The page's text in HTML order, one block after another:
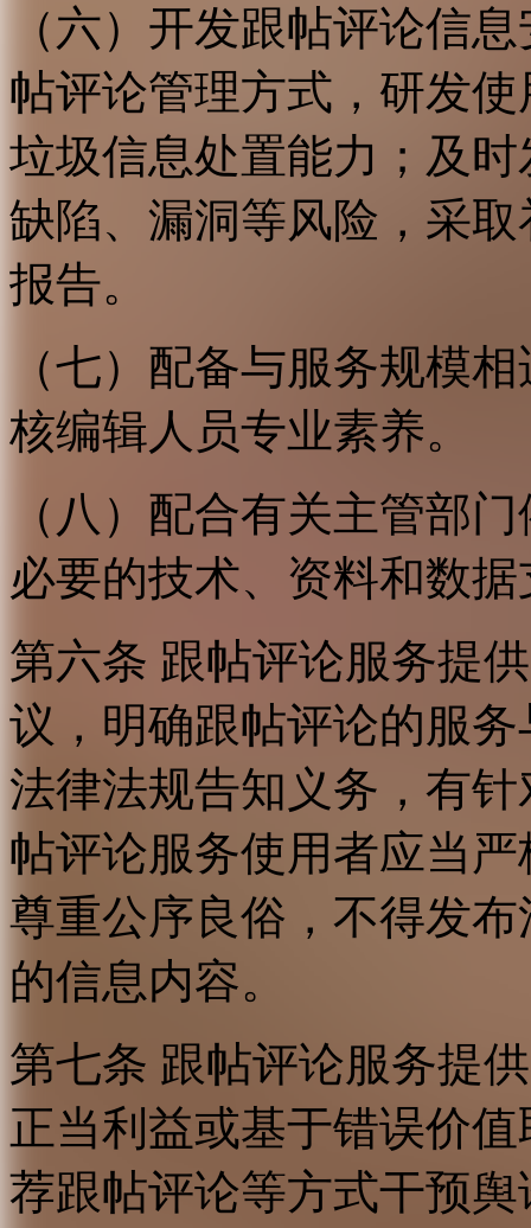
（六）开发跟帖评论信
帖评论管理方式，研发
垃圾信息处置能力；及
缺陷、漏洞等风险，采
报告。
（七）配备与服务规模
核编辑人员专业素养。
（八）配合有关主管部
必要的技术、资料和数
第六条 跟帖评论服务提
议，明确跟帖评论的服
法律法规告知义务，有
帖评论服务使用者应当
尊重公序良俗，不得发
的信息内容。
第七条 跟帖评论服务提
正当利益或基于错误价
荐跟帖评论等方式干预